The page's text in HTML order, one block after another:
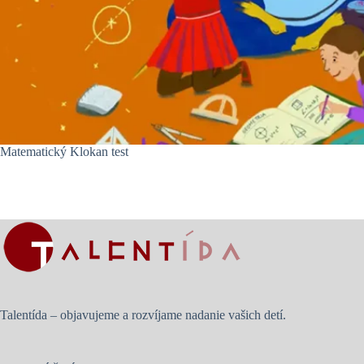
Matematický Klokan test
Talentída – objavujeme a rozvíjame nadanie vašich detí.